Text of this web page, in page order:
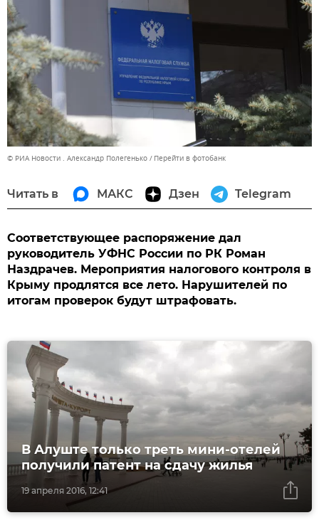
© РИА Новости . Александр Полегенько Перейти в фотобанк
Читать в МАКС Дзен Telegram
Соответствующее распоряжение дал
руководитель УФНС России по РК Роман
Наздрачев. Мероприятия налогового контроля в
Крыму продлятся все лето. Нарушителей по
итогам проверок будут штрафовать.
19 апреля 2016, 12:41
В Алуште только треть мини-отелей
получили патент на сдачу жилья